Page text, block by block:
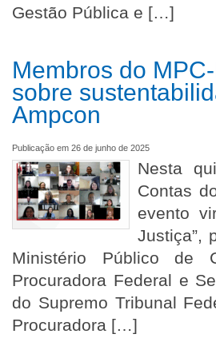
Gestão Pública e […]
Membros do
sobre
Ampcon
Publicação em 26 de junho de 2025
Nesta
Contas
evento
Justiça”,
Ministério Público de
Procuradora Federal e
do Supremo Tribunal
Procuradora […]